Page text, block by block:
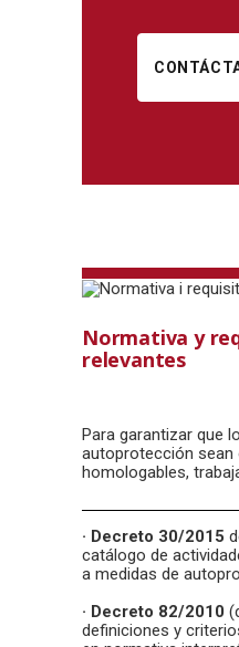
Normativa y
relevantes
Para garantizar que
autoprotección sean
homologables,
· Decreto 30/2015
catálogo de
a medidas de
· Decreto 82/2010
definiciones y